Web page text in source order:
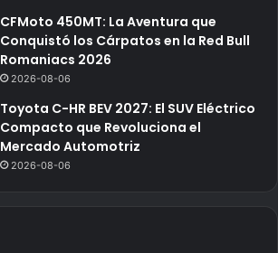
CFMoto 450MT: La Aventura que
Conquistó los Cárpatos en la Red Bull
Romaniacs 2026
2026-08-06
Toyota C-HR BEV 2027: El SUV Eléctrico
Compacto que Revoluciona el
Mercado Automotriz
2026-08-06